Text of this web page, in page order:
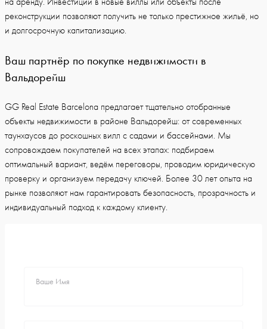
реконструкции позволяют получить не только престижное жильё, но
и долгосрочную капитализацию.
Ваш партнёр по покупке недвижимости в
Вальдорейш
GG Real Estate Barcelona предлагает тщательно отобранные
объекты недвижимости в районе Вальдорейш: от современных
таунхаусов до роскошных вилл с садами и бассейнами. Мы
сопровождаем покупателей на всех этапах: подбираем
оптимальный вариант, ведём переговоры, проводим юридическую
проверку и организуем передачу ключей. Более 30 лет опыта на
рынке позволяют нам гарантировать безопасность, прозрачность и
индивидуальный подход к каждому клиенту.
Ваше Имя